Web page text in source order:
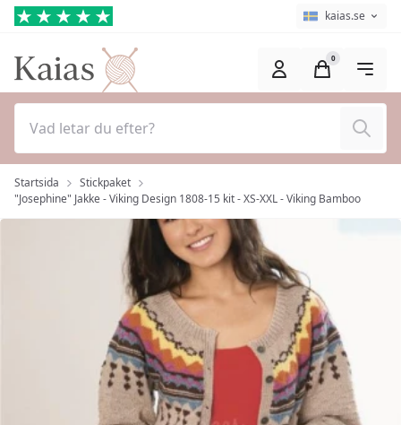
Hoppa till huvudinnehåll (Tryck på Enter) Språkväljare
Aktuellt språk
kaias.se
Sök
0
Startsida
Stickpaket
"Josephine" Jakke - Viking Design 1808-15 kit - XS-XXL - Viking Bamboo